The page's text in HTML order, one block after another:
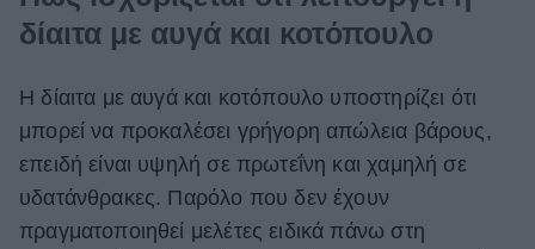
δίαιτα με αυγά και κοτόπουλο
Η δίαιτα με αυγά και κοτόπουλο υποστηρίζει ότι
μπορεί να προκαλέσει γρήγορη απώλεια βάρους,
επειδή είναι υψηλή σε πρωτεΐνη και χαμηλή σε
υδατάνθρακες. Παρόλο που δεν έχουν
πραγματοποιηθεί μελέτες ειδικά πάνω στη